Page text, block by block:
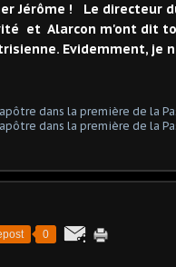
Jérôme ! Le directeur
et Alarcon m'ont dit
Evidemment, je
0